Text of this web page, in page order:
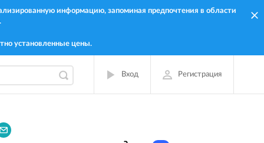
информацию, запоминая предпочтения в области
установленные цены.
Вход Регистрация